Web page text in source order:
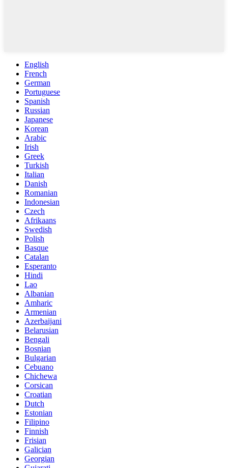
English
French
German
Portuguese
Spanish
Russian
Japanese
Korean
Arabic
Irish
Greek
Turkish
Italian
Danish
Romanian
Indonesian
Czech
Afrikaans
Swedish
Polish
Basque
Catalan
Esperanto
Hindi
Lao
Albanian
Amharic
Armenian
Azerbaijani
Belarusian
Bengali
Bosnian
Bulgarian
Cebuano
Chichewa
Corsican
Croatian
Dutch
Estonian
Filipino
Finnish
Frisian
Galician
Georgian